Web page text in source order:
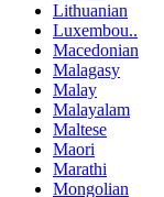
Lithuanian
Luxembou..
Macedonian
Malagasy
Malay
Malayalam
Maltese
Maori
Marathi
Mongolian